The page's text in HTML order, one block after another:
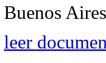
Buenos
leer